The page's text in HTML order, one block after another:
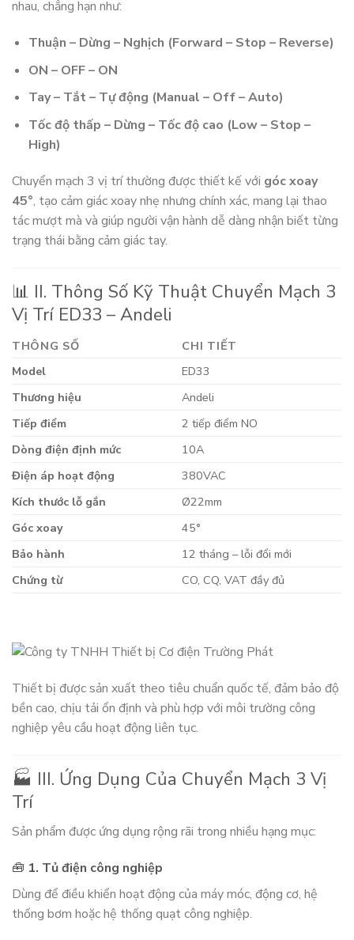
nhau, chẳng hạn như:
Thuận – Dừng – Nghịch (Forward – Stop – Reverse)
ON – OFF – ON
Tay – Tắt – Tự động (Manual – Off – Auto)
Tốc độ thấp – Dừng – Tốc độ cao (Low – Stop –
High)
Chuyển mạch 3 vị trí thường được thiết kế với góc xoay
45°, tạo cảm giác xoay nhẹ nhưng chính xác, mang lại thao
tác mượt mà và giúp người vận hành dễ dàng nhận biết từng
trạng thái bằng cảm giác tay.
📊 II. Thông Số Kỹ Thuật Chuyển Mạch 3
Vị Trí ED33 – Andeli
THÔNG SỐ
CHI TIẾT
Model
ED33
Thương hiệu
Andeli
Tiếp điểm
2 tiếp điểm NO
Dòng điện định mức
10A
Điện áp hoạt động
380VAC
Kích thước lỗ gắn
Ø22mm
Góc xoay
45°
Bảo hành
12 tháng – lỗi đổi mới
Chứng từ
CO, CQ, VAT đầy đủ
Thiết bị được sản xuất theo tiêu chuẩn quốc tế, đảm bảo độ
bền cao, chịu tải ổn định và phù hợp với môi trường công
nghiệp yêu cầu hoạt động liên tục.
🏭 III. Ứng Dụng Của Chuyển Mạch 3 Vị
Trí
Sản phẩm được ứng dụng rộng rãi trong nhiều hạng mục:
🧰 1. Tủ điện công nghiệp
Dùng để điều khiển hoạt động của máy móc, động cơ, hệ
thống bơm hoặc hệ thống quạt công nghiệp.